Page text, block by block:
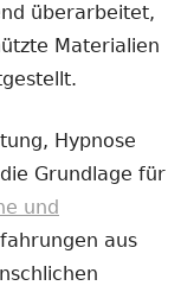
überarbeitet,
Materialien
Hypnose
Grundlage für
und
aus